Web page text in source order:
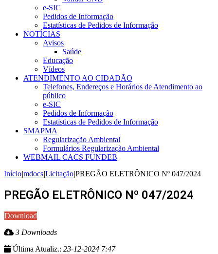
e-SIC
Pedidos de Informação
Estatísticas de Pedidos de Informação
NOTÍCIAS
Avisos
Saúde
Educação
Vídeos
ATENDIMENTO AO CIDADÃO
Telefones, Endereços e Horários de Atendimento ao
público
e-SIC
Pedidos de Informação
Estatísticas de Pedidos de Informação
SMAPMA
Regularização Ambiental
Formulários Regularização Ambiental
WEBMAIL CACS FUNDEB
Início|mdocs|Licitação|PREGÃO ELETRÔNICO Nº 047/2024
PREGÃO ELETRÔNICO Nº 047/2024
Download
3 Downloads
Última Atualiz.: 23-12-2024 7:47